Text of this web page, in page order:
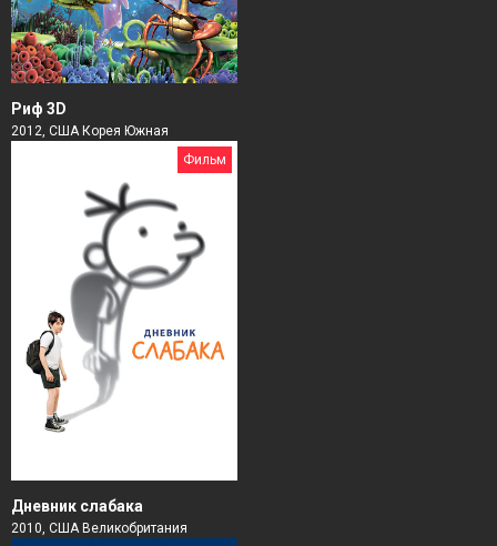
Риф 3D
2012, США Корея Южная
Фильм
Дневник слабака
2010, США Великобритания